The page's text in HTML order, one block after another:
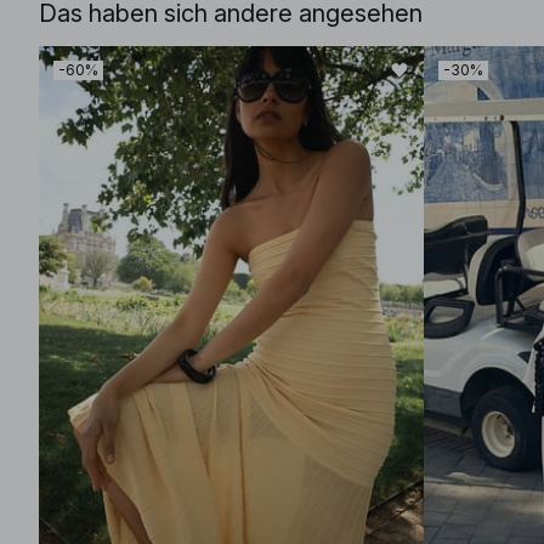
Das haben sich andere angesehen
-60% -30%